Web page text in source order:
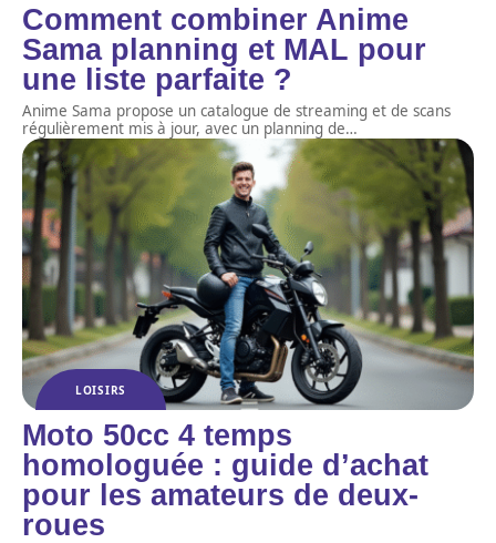
Comment combiner Anime
Sama planning et MAL pour
une liste parfaite ?
Anime Sama propose un catalogue de streaming et de scans
régulièrement mis à jour, avec un planning de…
LOISIRS
Moto 50cc 4 temps
homologuée : guide d’achat
pour les amateurs de deux-
roues